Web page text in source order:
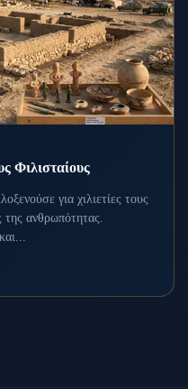
Φιλισταίους
για χιλιετίες τους
της ανθρωπότητας.